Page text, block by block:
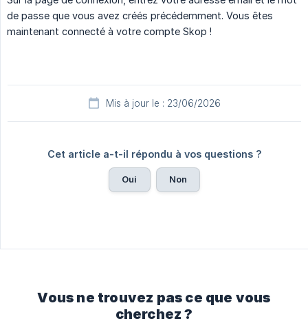
de passe que vous avez créés précédemment. Vous êtes
maintenant connecté à votre compte Skop !
Mis à jour le : 23/06/2026
Cet article a-t-il répondu à vos questions ?
Oui Non
Vous ne trouvez pas ce que vous
cherchez ?